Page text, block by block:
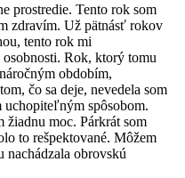
prostredie. Tento rok som
zdravím. Už pätnásť rokov
tento rok mi
Rok, ktorý tomu
obdobím,
čo sa deje, nevedela som
spôsobom.
žiadnu moc. Párkrát som
to rešpektované. Môžem
obrovskú